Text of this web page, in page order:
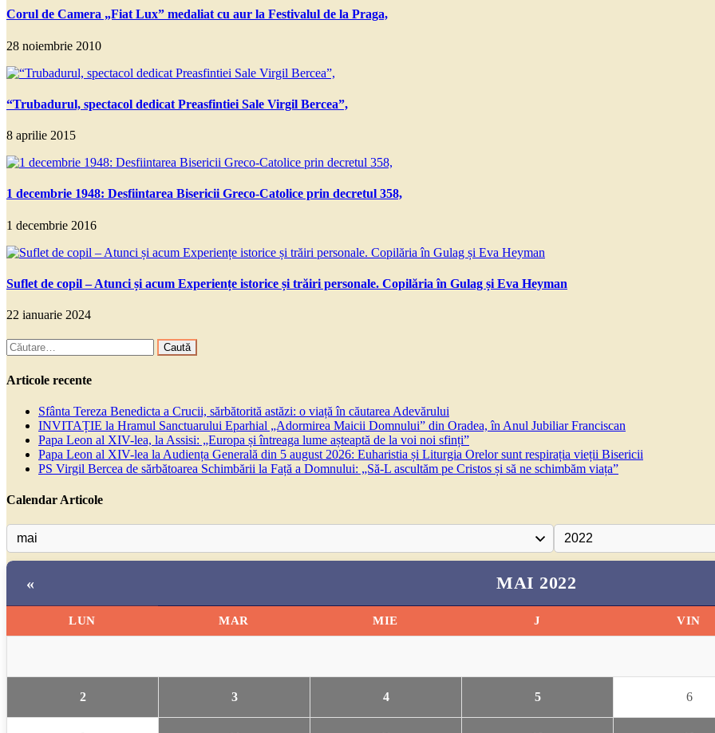
Corul de Camera „Fiat Lux” medaliat cu aur la Festivalul de la Praga,
28 noiembrie 2010
“Trubadurul, spectacol dedicat Preasfintiei Sale Virgil Bercea”,
8 aprilie 2015
1 decembrie 1948: Desfiintarea Bisericii Greco-Catolice prin decretul 358,
1 decembrie 2016
Suflet de copil – Atunci și acum Experiențe istorice și trăiri personale. Copilăria în Gulag și Eva Heyman
22 ianuarie 2024
Caută
după:
Articole recente
Sfânta Tereza Benedicta a Crucii, sărbătorită astăzi: o viață în căutarea Adevărului
INVITAȚIE la Hramul Sanctuarului Eparhial „Adormirea Maicii Domnului” din Oradea, în Anul Jubiliar Franciscan
Papa Leon al XIV-lea, la Assisi: „Europa și întreaga lume așteaptă de la voi noi sfinți”
Papa Leon al XIV-lea la Audiența Generală din 5 august 2026: Euharistia și Liturgia Orelor sunt respirația vieții Bisericii
PS Virgil Bercea de sărbătoarea Schimbării la Față a Domnului: „Să-L ascultăm pe Cristos și să ne schimbăm viața”
Calendar Articole
« MAI 2022
LUN MAR MIE J VIN
2 3 4 5 6